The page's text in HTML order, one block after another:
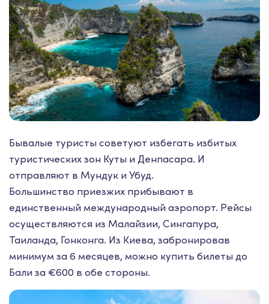
Бывалые туристы советуют избегать избитых
туристических зон Куты и Денпасара. И
отправляют в Мундук и Убуд.
Большинство приезжих прибывают в
единственный международный аэропорт. Рейсы
осуществляются из Малайзии, Сингапура,
Таиланда, Гонконга. Из Киева, забронировав
минимум за 6 месяцев, можно купить билеты до
Бали за €600 в обе стороны.